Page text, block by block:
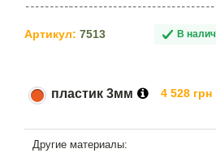
Артикул: 7513 В
пластик 3мм 4 528 грн